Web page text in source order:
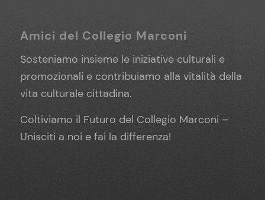
Amici del Collegio Marconi
Sosteniamo insieme le iniziative culturali e
promozionali e contribuiamo alla vitalità della
vita culturale cittadina.
Coltiviamo il Futuro del Collegio Marconi –
Unisciti a noi e fai la differenza!